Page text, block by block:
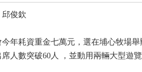
邱俊欽
年耗資重金七萬元，選在埔心牧場
人數突破60人 ，並動用兩輛大型遊